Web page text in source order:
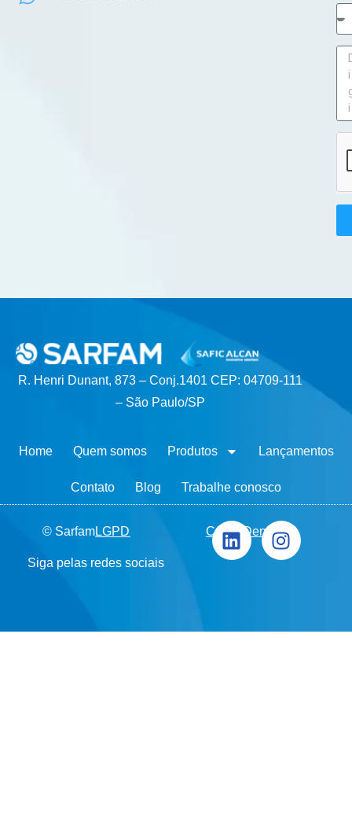
© SarfamLGPD Canal Denúncia
Siga pelas redes sociais
R. Henri Dunant, 873 – Conj.1401 CEP: 04709-111
– São Paulo/SP
Home Quem somos Produtos Lançamentos
Contato Blog Trabalhe conosco